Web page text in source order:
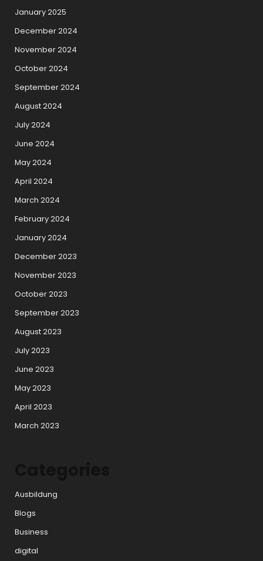
January 2025
December 2024
November 2024
October 2024
September 2024
August 2024
July 2024
June 2024
May 2024
April 2024
March 2024
February 2024
January 2024
December 2023
November 2023
October 2023
September 2023
August 2023
July 2023
June 2023
May 2023
April 2023
March 2023
Ausbildung
Blogs
Business
digital